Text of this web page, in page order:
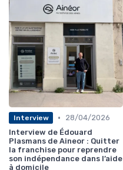
Interview •
28/04/2026
Interview de Édouard
Plasmans de Aineor : Quitter
la franchise pour reprendre
son indépendance dans l’aide
à domicile